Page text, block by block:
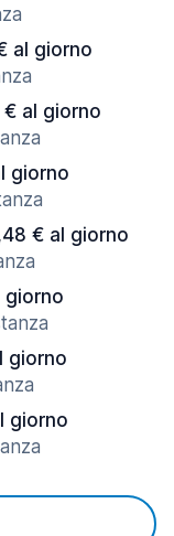
al giorno
al giorno
giorno
€ al giorno
giorno
giorno
giorno